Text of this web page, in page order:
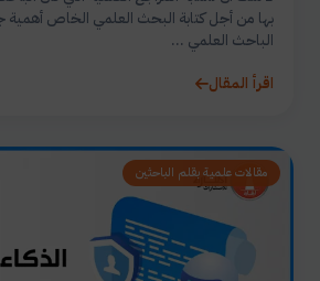
بها من أجل كتابة البحث العلمي الخاص
الباحث العلمي ...
اقرأ المقال
مقالات علمية بقلم الباحثين